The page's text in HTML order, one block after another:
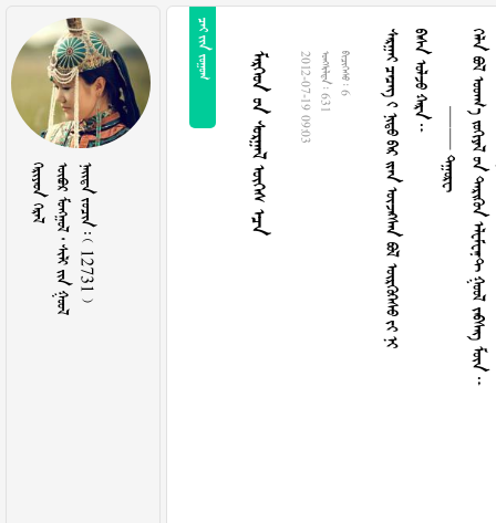
          12731 
  
     2012-07-19 09:03  631  6                         